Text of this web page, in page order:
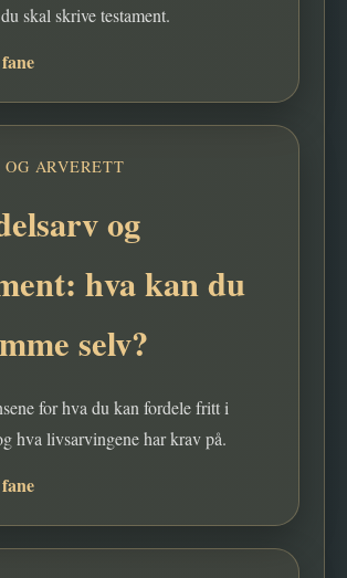
skal skrive testament.
ARVERETT
og
hva kan du
selv?
for hva du kan fordele fritt i
hva livsarvingene har krav på.